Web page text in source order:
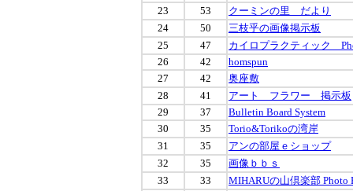
23
53
クーミンの里 だより
24
50
三枝乎の画像掲示板
25
47
カイロプラクティック
26
42
homspun
27
42
奥座敷
28
41
アート フラワー 掲示板
29
37
Bulletin Board System
30
35
Torio&Torikoの湾岸
31
35
アンの部屋ｅショップ
32
35
画像ｂｂｓ
33
33
MIHARUの山倶楽部 Photo